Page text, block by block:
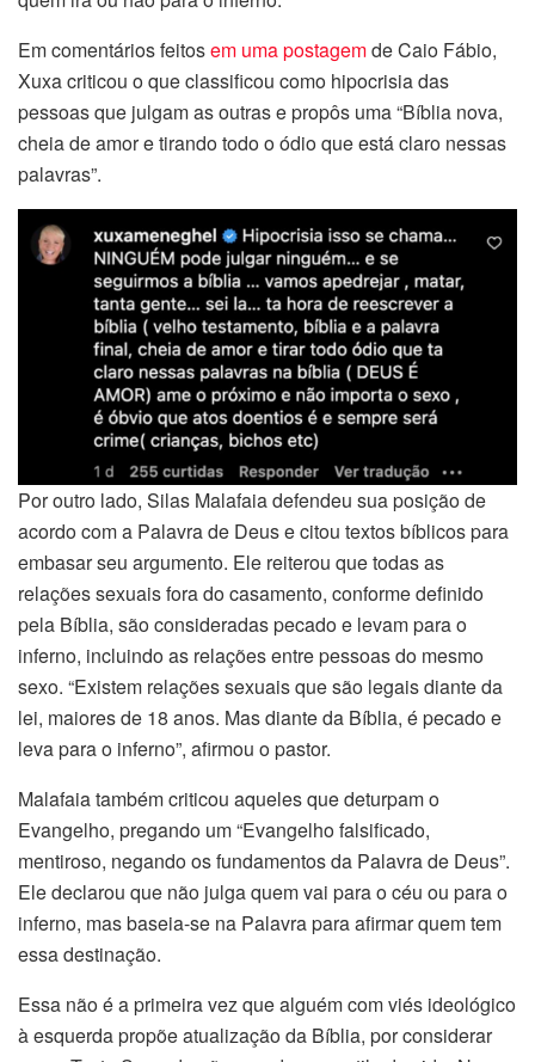
Em comentários feitosem uma postagemde Caio Fábio,
Xuxa criticou o que classificou como hipocrisia das
pessoas que julgam as outras e propôs uma “Bíblia nova,
cheia de amor e tirando todo o ódio que está claro nessas
palavras”.
Por outro lado, Silas Malafaia defendeu sua posição de
acordo com a Palavra de Deus e citou textos bíblicos para
embasar seu argumento. Ele reiterou que todas as
relações sexuais fora do casamento, conforme definido
pela Bíblia, são consideradas pecado e levam para o
inferno, incluindo as relações entre pessoas do mesmo
sexo. “Existem relações sexuais que são legais diante da
lei, maiores de 18 anos. Mas diante da Bíblia, é pecado e
leva para o inferno”, afirmou o pastor.
Malafaia também criticou aqueles que deturpam o
Evangelho, pregando um “Evangelho falsificado,
mentiroso, negando os fundamentos da Palavra de Deus”.
Ele declarou que não julga quem vai para o céu ou para o
inferno, mas baseia-se na Palavra para afirmar quem tem
essa destinação.
Essa não é a primeira vez que alguém com viés ideológico
à esquerda propõe atualização da Bíblia, por considerar